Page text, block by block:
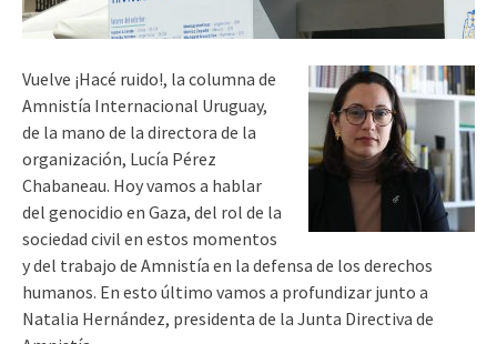
Vuelve ¡Hacé ruido!, la columna de
Amnistía Internacional Uruguay,
de la mano de la directora de la
organización, Lucía Pérez
Chabaneau. Hoy vamos a hablar
del genocidio en Gaza, del rol de la
sociedad civil en estos momentos
y del trabajo de Amnistía en la defensa de los derechos
humanos. En esto último vamos a profundizar junto a
Natalia Hernández, presidenta de la Junta Directiva de